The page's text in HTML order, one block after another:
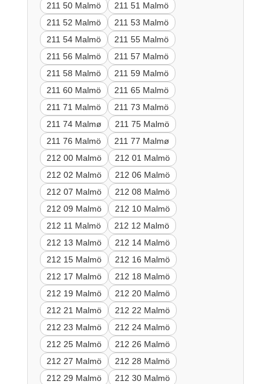
211 50 Malmö
211 51 Malmö
211 52 Malmö
211 53 Malmö
211 54 Malmö
211 55 Malmö
211 56 Malmö
211 57 Malmö
211 58 Malmö
211 59 Malmö
211 60 Malmö
211 65 Malmö
211 71 Malmö
211 73 Malmö
211 74 Malmø
211 75 Malmö
211 76 Malmö
211 77 Malmø
212 00 Malmö
212 01 Malmö
212 02 Malmö
212 06 Malmö
212 07 Malmö
212 08 Malmö
212 09 Malmö
212 10 Malmö
212 11 Malmö
212 12 Malmö
212 13 Malmö
212 14 Malmö
212 15 Malmö
212 16 Malmö
212 17 Malmö
212 18 Malmö
212 19 Malmö
212 20 Malmö
212 21 Malmö
212 22 Malmö
212 23 Malmö
212 24 Malmö
212 25 Malmö
212 26 Malmö
212 27 Malmö
212 28 Malmö
212 29 Malmö
212 30 Malmö